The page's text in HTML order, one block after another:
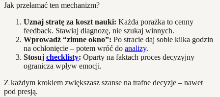
Jak przełamać ten mechanizm?
Uznaj stratę za koszt nauki: Każda porażka to cenny
feedback. Stawiaj diagnozę, nie szukaj winnych.
Wprowadź “zimne okno”: Po stracie daj sobie kilka godzin
na ochłonięcie – potem wróć do analizy.
Stosuj checklisty: Oparty na faktach proces decyzyjny
ogranicza wpływ emocji.
Z każdym krokiem zwiększasz szanse na trafne decyzje – nawet
pod presją.